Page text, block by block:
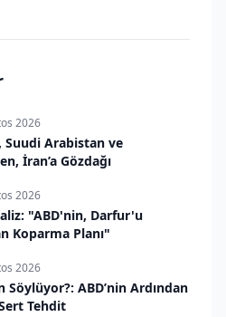
2026
Suudi Arabistan ve
İran’a Gözdağı
2026
"ABD'nin, Darfur'u
Koparma Planı"
2026
Söylüyor?: ABD’nin Ardından
Tehdit